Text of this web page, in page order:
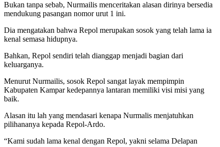
Bukan tanpa sebab, Nurmailis menceritakan alasan dirinya bersedia
mendukung pasangan nomor urut 1 ini.
Dia mengatakan bahwa Repol merupakan sosok yang telah lama ia
kenal semasa hidupnya.
Bahkan, Repol sendiri telah dianggap menjadi bagian dari
keluarganya.
Menurut Nurmailis, sosok Repol sangat layak mempimpin
Kabupaten Kampar kedepannya lantaran memiliki visi misi yang
baik.
Alasan itu lah yang mendasari kenapa Nurmalis menjatuhkan
pilihananya kepada Repol-Ardo.
“Kami sudah lama kenal dengan Repol, yakni selama Delapan